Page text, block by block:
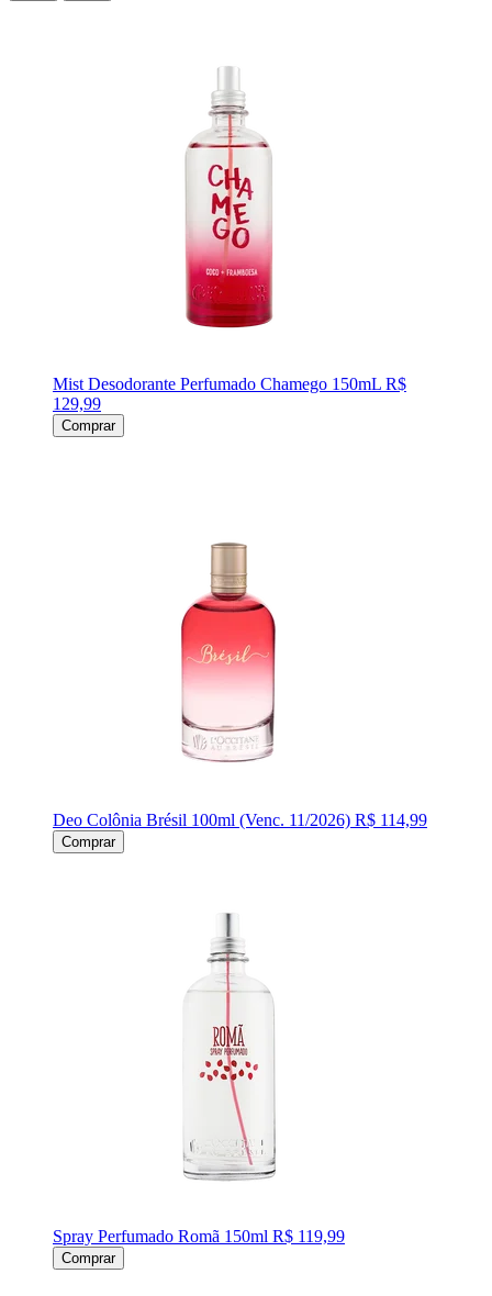
Mist Desodorante Perfumado Chamego 150mL R$
129,99
Comprar
Deo Colônia Brésil 100ml (Venc. 11/2026) R$ 114,99
Comprar
Spray Perfumado Romã 150ml R$ 119,99
Comprar